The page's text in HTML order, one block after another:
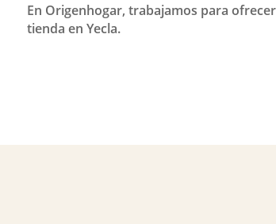
En Origenhogar, trabajamos para
tienda en Yecla.